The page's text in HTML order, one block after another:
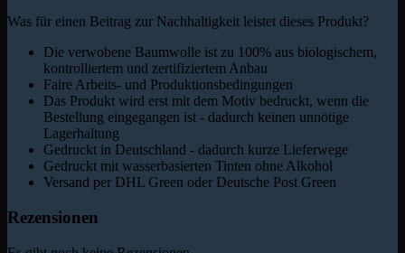
Was für einen Beitrag zur Nachhaltigkeit leistet dieses Produkt?
Die verwobene Baumwolle ist zu 100% aus biologischem,
kontrolliertem und zertifiziertem Anbau
Faire Arbeits- und Produktionsbedingungen
Das Produkt wird erst mit dem Motiv bedruckt, wenn die
Bestellung eingegangen ist - dadurch keinen unnötige
Lagerhaltung
Gedruckt in Deutschland - dadurch kurze Lieferwege
Gedruckt mit wasserbasierten Tinten ohne Alkohol
Versand per DHL Green oder Deutsche Post Green
Rezensionen